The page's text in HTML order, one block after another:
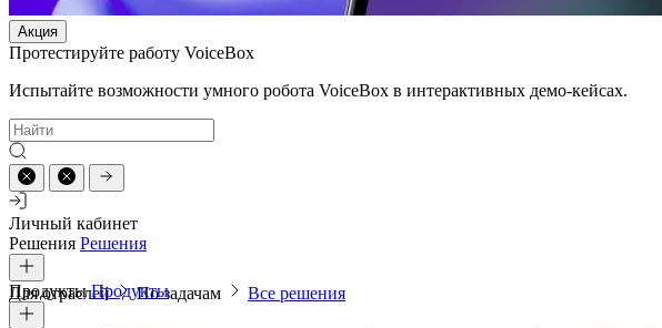
Акция
Протестируйте работу VoiceBox
Испытайте возможности умного робота VoiceBox в интерактивных демо-кейсах.
Личный кабинет
Решения Решения
Для отраслей По задачам Все решения
ПродуктыПродукты